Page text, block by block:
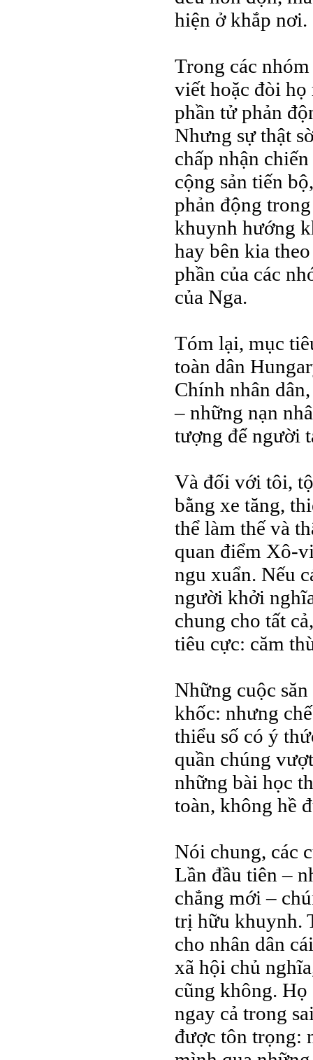
hiện ở khắp nơi.
Trong các
viết hoặc đòi
phần tử phản
Nhưng sự thật
chấp nhận
cộng sản tiến
phản động
khuynh hướng
hay bên kia
phần của các
của Nga.
Tóm lại, mục
toàn dân
Chính nhân
– những nạn
tượng để người
Và đối với tôi,
bằng xe tăng,
thể làm thế và
quan điểm Xô-
ngu xuẩn. Nếu
người khởi
chung cho tất
tiêu cực: căm
Những cuộc
khốc: nhưng
thiểu số có ý
quần chúng
những bài học
toàn, không hề
Nói chung, các
Lần đầu tiên –
chẳng mới –
trị hữu khuynh.
cho nhân dân
xã hội chủ
cũng không. Họ
ngay cả trong
được tôn trọng: